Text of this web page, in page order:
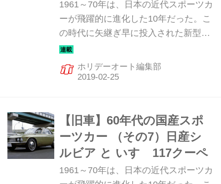
リカ
1961～70年は、日本の近代スポーツカ
ーが飛躍的に進化した10年だった。こ
の時代に矢継ぎ早に投入された新型ス
ポーツカーは、まさに日本の自動車技
術の進化の歴史と言っていい。そんな
飛躍の10年を彩った珠玉のマシンを振
紹介しよう。
ホリデーオート編集部
【旧車】60年代の国産スポ
ーツカー （その7）日産シ
ルビア と いすゞ117クーペ
1961～70年は、日本の近代スポーツカ